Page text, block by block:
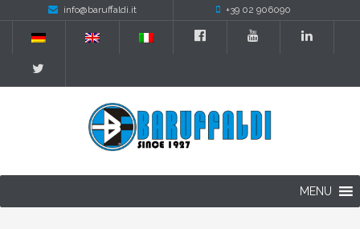
info@baruffaldi.it +39 02 906090
MENU